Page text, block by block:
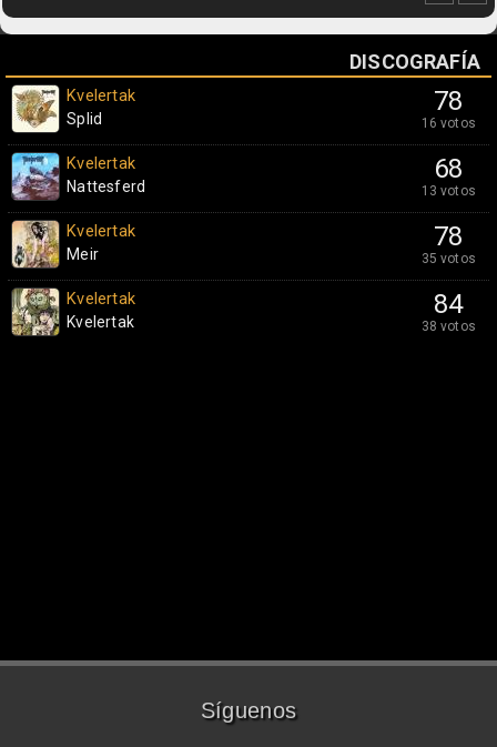
DISCOGRAFÍA
78
16 votos
Kvelertak
Splid
68
13 votos
Kvelertak
Nattesferd
78
35 votos
Kvelertak
Meir
84
38 votos
Kvelertak
Kvelertak
Síguenos